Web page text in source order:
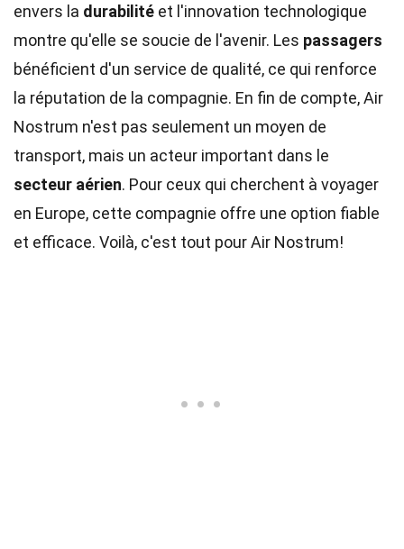
envers la durabilité et l'innovation technologique
montre qu'elle se soucie de l'avenir. Les passagers
bénéficient d'un service de qualité, ce qui renforce
la réputation de la compagnie. En fin de compte, Air
Nostrum n'est pas seulement un moyen de
transport, mais un acteur important dans le
secteur aérien. Pour ceux qui cherchent à voyager
en Europe, cette compagnie offre une option fiable
et efficace. Voilà, c'est tout pour Air Nostrum!